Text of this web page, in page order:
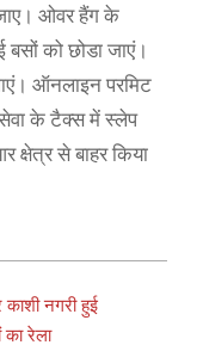
ओवर हैंग के
बसों को छोडा जाएं।
ऑनलाइन परमिट
के टैक्स में स्लेप
से बाहर किया
नगरी हुई
का रेला